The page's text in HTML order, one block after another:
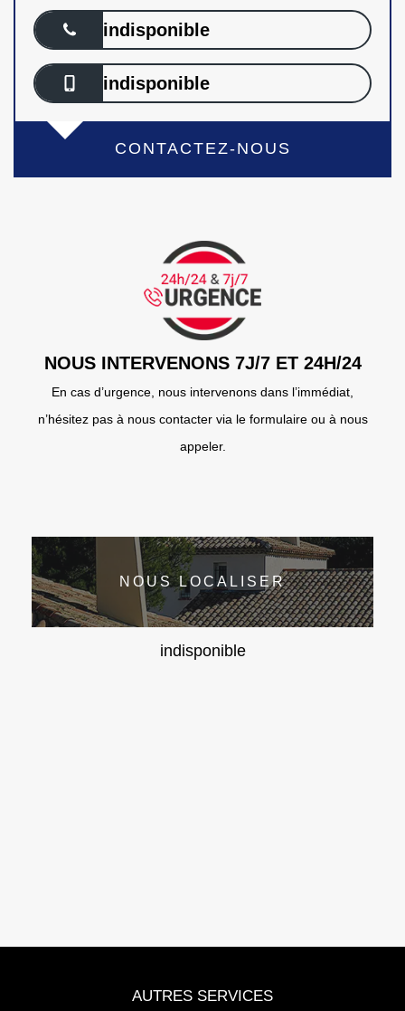
indisponible
indisponible
CONTACTEZ-NOUS
NOUS INTERVENONS 7J/7 ET 24H/24
En cas d’urgence, nous intervenons dans l’immédiat,
n’hésitez pas à nous contacter via le formulaire ou à nous
appeler.
NOUS LOCALISER
indisponible
AUTRES SERVICES